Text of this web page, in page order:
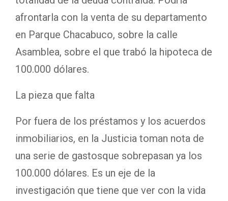
afrontarla con la venta de su departamento
en Parque Chacabuco, sobre la calle
Asamblea, sobre el que trabó la hipoteca de
100.000 dólares.
La pieza que falta
Por fuera de los préstamos y los acuerdos
inmobiliarios, en la Justicia toman nota de
una serie de gastosque sobrepasan ya los
100.000 dólares. Es un eje de la
investigación que tiene que ver con la vida